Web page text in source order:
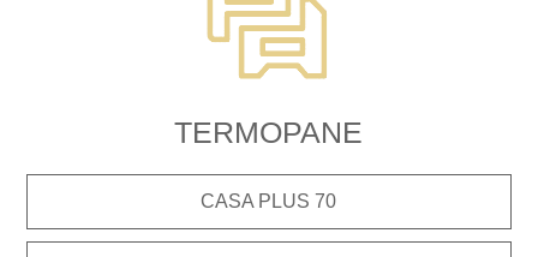
TERMOPANE
CASA PLUS 70